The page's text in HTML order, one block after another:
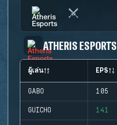
ATHERIS ESPORTS
ผู้เล่น EPS
GABO 105
GUICHO 141